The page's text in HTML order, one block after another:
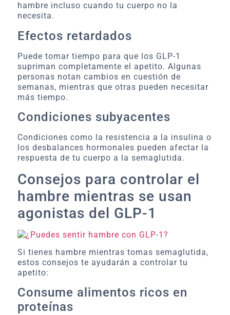
hambre incluso cuando tu cuerpo no la
necesita.
Efectos retardados
Puede tomar tiempo para que los GLP-1
supriman completamente el apetito. Algunas
personas notan cambios en cuestión de
semanas, mientras que otras pueden necesitar
más tiempo.
Condiciones subyacentes
Condiciones como la resistencia a la insulina o
los desbalances hormonales pueden afectar la
respuesta de tu cuerpo a la semaglutida.
Consejos para controlar el
hambre mientras se usan
agonistas del GLP-1
Si tienes hambre mientras tomas semaglutida,
estos consejos te ayudarán a controlar tu
apetito:
Consume alimentos ricos en
proteínas